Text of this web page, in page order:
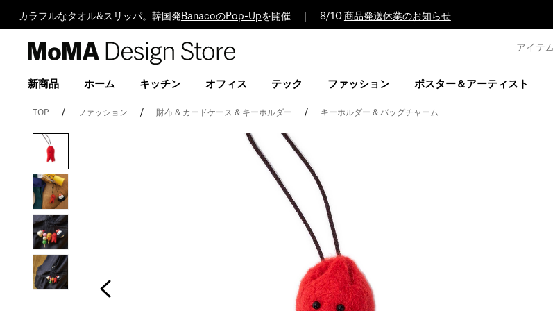
カラフルなタオル&スリッパ。韓国発 BanacoのPop-Upを開催 ｜ 8/10 商品発送休業のお知らせ
Design
新商品 ホーム キッチン オフィス テック ファッション ポスター＆アーティスト
TOP ファッション 財布 & カードケース & キーホルダー キーホルダー & バッグチャーム